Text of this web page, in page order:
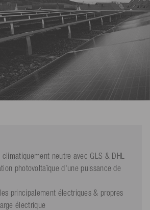
neutre avec GLS & DHL
photovoltaïque d'une puissance de
principalement électriques & propres
électrique